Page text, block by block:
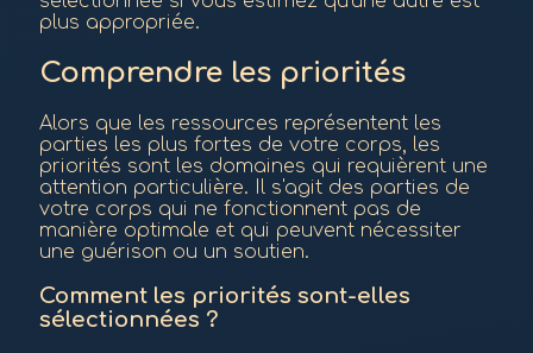
plus appropriée.
Comprendre les priorités
Alors que les ressources représentent les
parties les plus fortes de votre corps, les
priorités sont les domaines qui requièrent une
attention particulière. Il s'agit des parties de
votre corps qui ne fonctionnent pas de
manière optimale et qui peuvent nécessiter
une guérison ou un soutien.
Comment les priorités sont-elles
sélectionnées ?